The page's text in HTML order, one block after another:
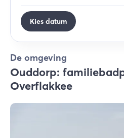
Kies datum
De omgeving
Ouddorp:
Overflakkee